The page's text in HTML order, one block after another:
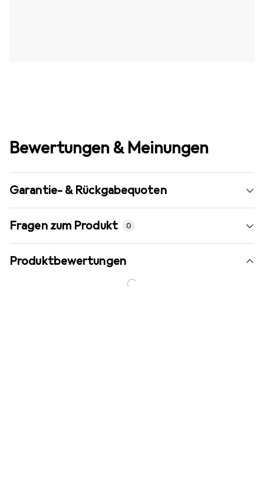
Bewertungen & Meinungen
Garantie- & Rückgabequoten
Fragen zum Produkt 0
Produktbewertungen